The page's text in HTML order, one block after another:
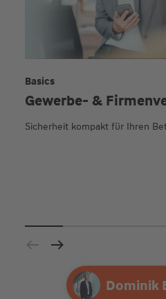
Ihre Agentur
Dominik
Gewerbe- &
Basics
Sicherheit kompakt für Ihren